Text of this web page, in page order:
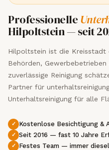
Professionelle
Hilpoltstein — seit
Hilpoltstein ist die
Behörden,
zuverlässige Reinigung
Partner für
Unterhaltsreinigung für alle
Kostenlose Besichtigung &
Seit 2016 — fast 10 Jahre
Festes Team — immer